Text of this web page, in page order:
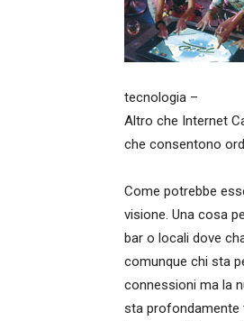
tecnologia –
Altro che Internet
che consentono
Come potrebbe
visione. Una cosa
bar o locali dove
comunque chi sta
connessioni ma la
sta profondamente